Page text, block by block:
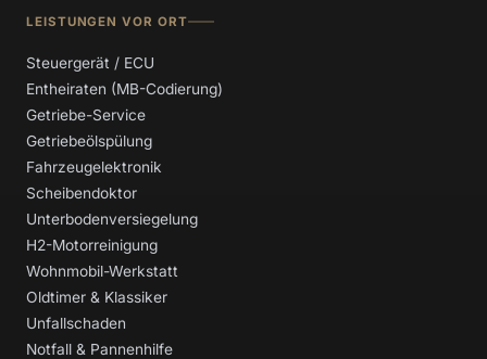
LEISTUNGEN VOR ORT
Steuergerät / ECU
Entheiraten (MB-Codierung)
Getriebe-Service
Getriebeölspülung
Fahrzeugelektronik
Scheibendoktor
Unterbodenversiegelung
H2-Motorreinigung
Wohnmobil-Werkstatt
Oldtimer & Klassiker
Unfallschaden
Notfall & Pannenhilfe